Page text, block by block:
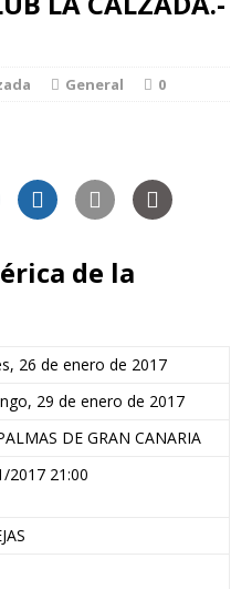
General 0
de la
26 de enero de 2017
29 de enero de 2017
DE GRAN CANARIA
2017 21:00